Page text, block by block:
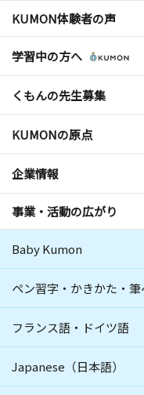
KUMON体験者の声
学習中の方へ
くもんの先生募集
KUMONの原点
企業情報
事業・活動の広がり
Baby Kumon
ペン習字・かきかた・
フランス語・ドイツ語
Japanese（日本語）